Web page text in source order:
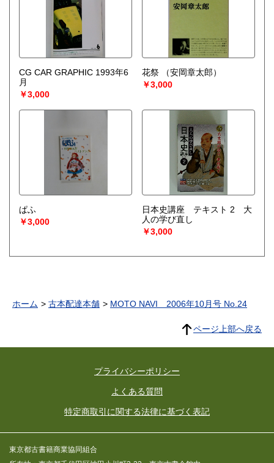
CG CAR GRAPHIC 1993年6
月
￥3,000
花祭
（安岡章太郎）
￥3,000
ぱふ
￥3,000
日本史講座 テキスト 2 大
人の学び直し
￥3,000
ホーム 古本配達本舗 MOTO NAVI 2006年10月号 No.24
ページ上部へ戻る
プライバシーポリシー
よくある質問
特定商取引に関する法律に基づく表記
東京都古書籍商業協同組合